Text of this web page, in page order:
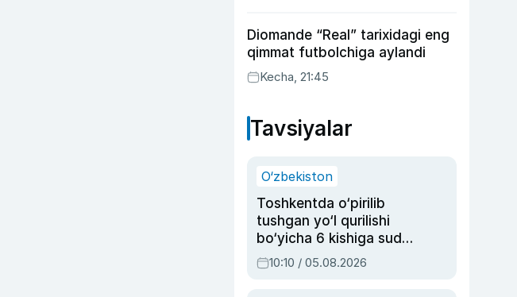
Diomande “Real” tarixidagi eng
qimmat futbolchiga aylandi
Kecha, 21:45
Tavsiyalar
O‘zbekiston
Toshkentda o‘pirilib
tushgan yo‘l qurilishi
bo‘yicha 6 kishiga sud
hukmi o‘qildi
10:10 / 05.08.2026